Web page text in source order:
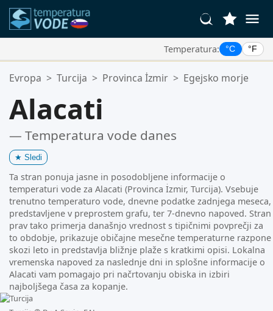
Temperatura: °C °F
Vaše Priljubljene Lokacije:
Evropa > Turcija > Provinca İzmir > Egejsko morje
Alacati
— Temperatura vode danes
★ Sledi
Ta stran ponuja jasne in posodobljene informacije o
temperaturi vode za Alacati (Provinca İzmir, Turcija). Vsebuje
trenutno temperaturo vode, dnevne podatke zadnjega meseca,
predstavljene v preprostem grafu, ter 7-dnevno napoved. Stran
prav tako primerja današnjo vrednost s tipičnimi povprečji za
to obdobje, prikazuje običajne mesečne temperaturne razpone
skozi leto in predstavlja bližnje plaže s kratkimi opisi. Lokalna
vremenska napoved za naslednje dni in splošne informacije o
Alacati vam pomagajo pri načrtovanju obiska in izbiri
najboljšega časa za kopanje.